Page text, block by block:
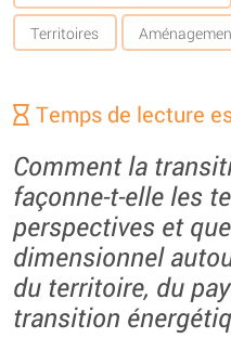
Territoires
Temps de lecture
Comment la
façonne-t-elle les
perspectives et
dimensionnel
du territoire, du
transition